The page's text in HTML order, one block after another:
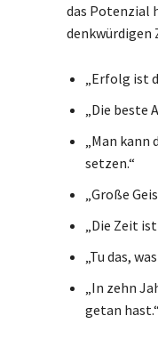
das Potenzial
denkwürdigen
„Erfolg ist
„Die
„Man
setzen.“
„Große
„Die Zeit
„Tu das,
„In zehn
getan hast.“